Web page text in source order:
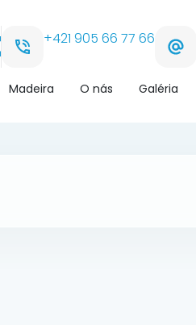
+421 905 66 77 66
Madeira O nás Galéria